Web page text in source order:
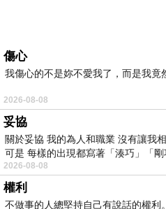
傷心
我傷心的不是妳不愛我了，而是我竟
2026-08-08
妥協
關於妥協 我的為人和職業 沒有讓我
可是 每樣的出現都寫著「湊巧」「
2026-08-08
權利
不做事的人總堅持自己有說話的權利。